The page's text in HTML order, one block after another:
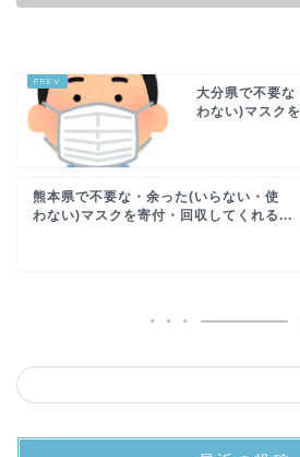
大分県で不要な
わない)マスク
熊本県で不要な・余った(いらない・使
わない)マスクを寄付・回収してくれる...